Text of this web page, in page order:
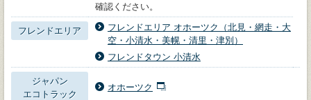
確認ください。
フレンドエリア
フレンドエリア オホーツク（北見・網走・大
空・小清水・美幌・清里・津別）
フレンドタウン 小清水
ジャパン
エコトラック
オホーツク